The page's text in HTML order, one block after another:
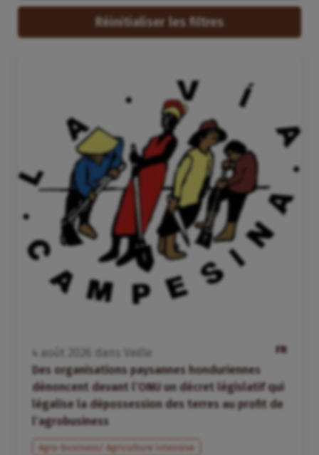
Réinitialiser les filtres
FR
4 août dans
Veille
Des organisations paysannes honduriennes
dénoncent devant l’ONU un décret législatif qui
légalise la dépossession des terres au profit de
l’agrobusiness
Agro-business/ Agriculture intensive